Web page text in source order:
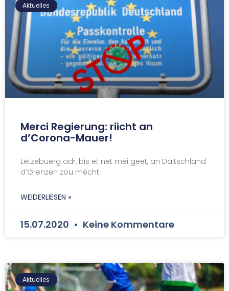
Aktuelles
Merci Regierung: riicht an
d’Corona-Mauer!
Lëtzebuerg adr, bis et net méi geet, an Däitschland
d’Grenzen zou mécht.
WEIDERLIESEN »
15.07.2020 Keine Kommentare
Aktuelles